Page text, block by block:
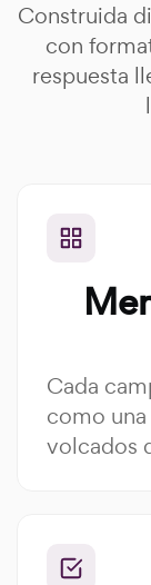
Construida
con
respuesta
Cada
como
volcados